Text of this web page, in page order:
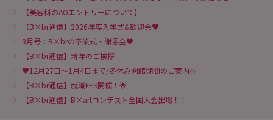
【美容科のAOエントリーについて】
【B×br通信】2026年度入学式&歓迎会♥
3月号：B×brの卒業式・謝恩会♥
【B×br通信】新年のご挨拶
♥12月27日～1月4日まで/冬休み閉館期間のご案内⛄
【B×br通信】就職FES開催！🌟
【B×br通信】B×artコンテスト全国大会出場！！